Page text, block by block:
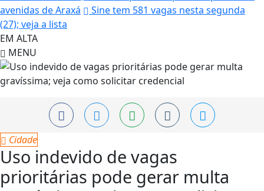
avenidas de Araxá
Sine tem 581 vagas nesta segunda
(27); veja a lista
EM ALTA
MENU
Cidade
Uso indevido de vagas
prioritárias pode gerar multa